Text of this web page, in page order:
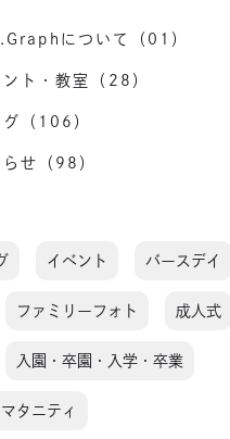
について（01）
ント・教室（28）
グ（106）
らせ（98）
イベント バースデイ
ファミリーフォト 成人式
入園・卒園・入学・卒業
マタニティ